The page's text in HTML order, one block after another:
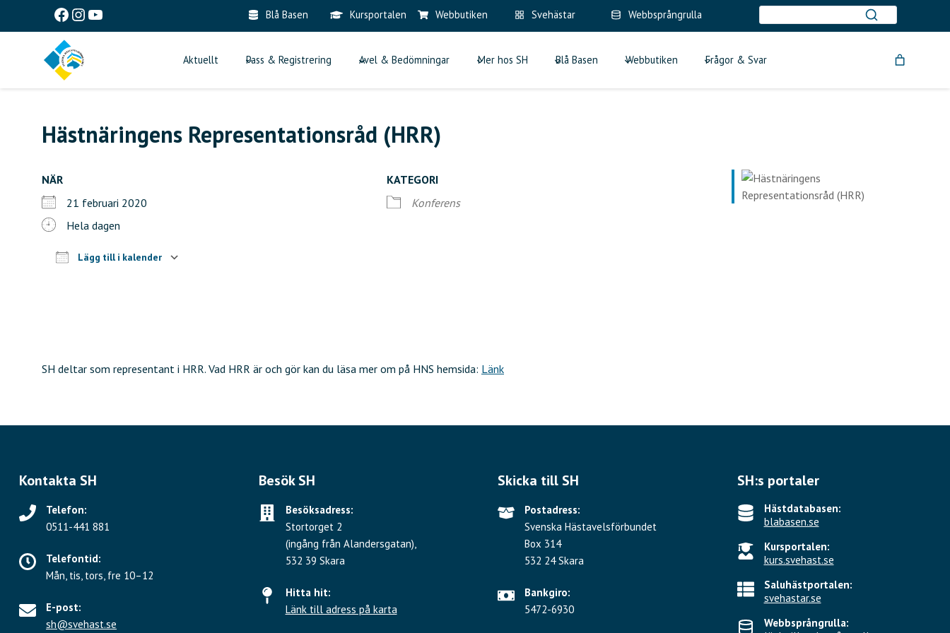
Facebook
Instagram
YouTube Blå Basen Kursportalen Webbutiken Svehästar Webbsprångrulla
Aktuellt Pass & Registrering Avel & Bedömningar Mer hos SH Blå Basen Webbutiken Frågor & Svar
Hästnäringens Representationsråd (HRR)
NÄR
21 februari 2020
Hela dagen
Lägg till i kalender
KATEGORI
Konferens
SH deltar som representant i HRR. Vad HRR är och gör kan du läsa mer om på HNS hemsida: Länk
Kontakta SH
Telefon:
0511-441 881
Telefontid:
Mån, tis, tors, fre 10–12
E-post:
sh@svehast.se
Besök SH
Besöksadress:
Stortorget 2
(ingång från Alandersgatan),
532 39 Skara
Hitta hit:
Länk till adress på karta
Skicka till SH
Postadress:
Svenska Hästavelsförbundet
Box 314
532 24 Skara
Bankgiro:
5472-6930
SH:s portaler
Hästdatabasen:
blabasen.se
Kursportalen:
kurs.svehast.se
Saluhästportalen:
svehastar.se
Webbsprångrulla: